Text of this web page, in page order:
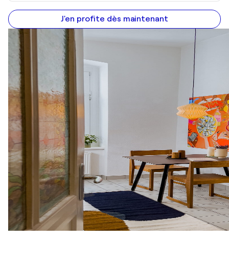
J'en profite dès maintenant